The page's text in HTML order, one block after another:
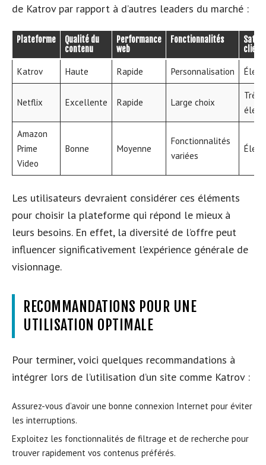
de Katrov par rapport à d’autres leaders du marché :
Plateforme
Qualité du
contenu
Performance
web
Fonctionnalités
client
Katrov Haute Rapide Personnalisation
Netflix Excellente Rapide Large choix
Très
Amazon
Prime
Video
Bonne Moyenne
Fonctionnalités
variées
Les utilisateurs devraient considérer ces éléments
pour choisir la plateforme qui répond le mieux à
leurs besoins. En effet, la diversité de l’offre peut
influencer significativement l’expérience générale de
visionnage.
RECOMMANDATIONS POUR UNE
UTILISATION OPTIMALE
Pour terminer, voici quelques recommandations à
intégrer lors de l’utilisation d’un site comme Katrov :
Assurez-vous d’avoir une bonne connexion Internet pour éviter
les interruptions.
Exploitez les fonctionnalités de filtrage et de recherche pour
trouver rapidement vos contenus préférés.